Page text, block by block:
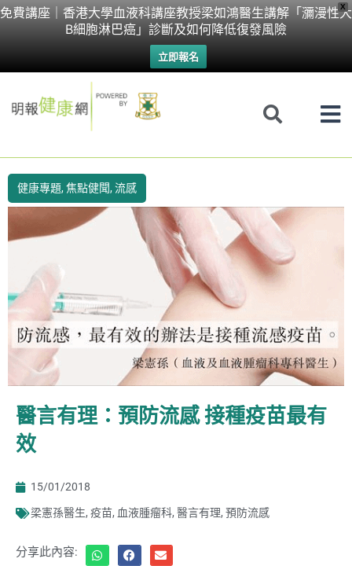
X
免費講座｜香港大學血液科講座教授梁如鴻醫生講解「瀰漫性大
B細胞淋巴癌」診斷及如何降低復發風險
立即報名
Skip
健康專題,焦點健聞,流感
醫言有理：預防流感 接種疫苗最有
效
15/01/2018
梁憲孫醫生, 疫苗, 血液腫瘤科, 醫言有理, 預防流感
分享此內容: